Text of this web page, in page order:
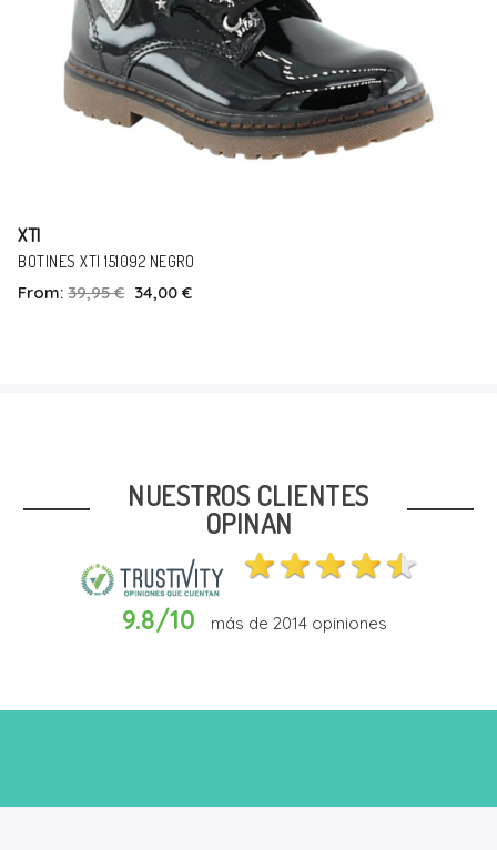
XTI
BOTINES XTI 151092 NEGRO
From: 39,95 € 34,00 €
NUESTROS CLIENTES
OPINAN
9.8/10 más de 2014opiniones